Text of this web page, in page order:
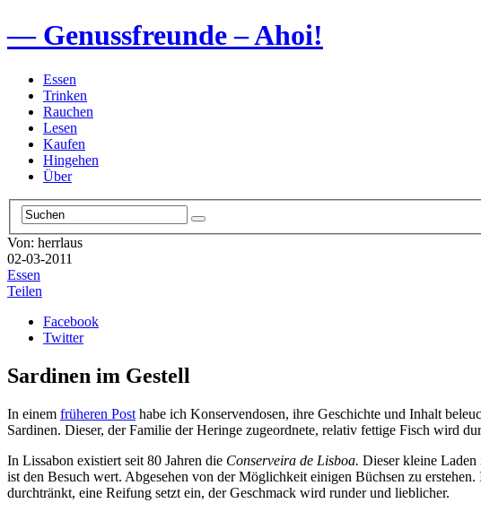
— Genussfreunde – Ahoi!
Essen
Trinken
Rauchen
Lesen
Kaufen
Hingehen
Über
Von: herrlaus
02-03-2011
Essen
Teilen
Facebook
Twitter
Sardinen im Gestell
In einem früheren Post habe ich Konservendosen, ihre Geschichte und Inhalt
Sardinen. Dieser, der Familie der Heringe zugeordnete, relativ fettige Fisch wird
In Lissabon existiert seit 80 Jahren die Conserveira de Lisboa. Dieser kleine
ist den Besuch wert. Abgesehen von der Möglichkeit einigen Büchsen zu
durchtränkt, eine Reifung setzt ein, der Geschmack wird runder und lieblicher.